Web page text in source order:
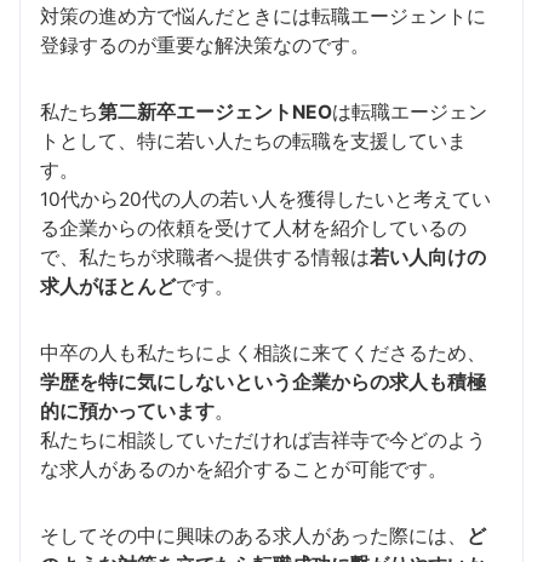
対策の進め方で悩んだときには転職エージェントに
登録するのが重要な解決策なのです。
私たち第二新卒エージェントNEOは転職エージェン
トとして、特に若い人たちの転職を支援していま
す。
10代から20代の人の若い人を獲得したいと考えてい
る企業からの依頼を受けて人材を紹介しているの
で、私たちが求職者へ提供する情報は若い人向けの
求人がほとんどです。
中卒の人も私たちによく相談に来てくださるため、
学歴を特に気にしないという企業からの求人も積極
的に預かっています。
私たちに相談していただければ吉祥寺で今どのよう
な求人があるのかを紹介することが可能です。
そしてその中に興味のある求人があった際には、
ど